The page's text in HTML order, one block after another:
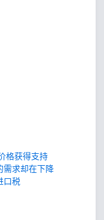
格获得支持
需求却在下降
口税